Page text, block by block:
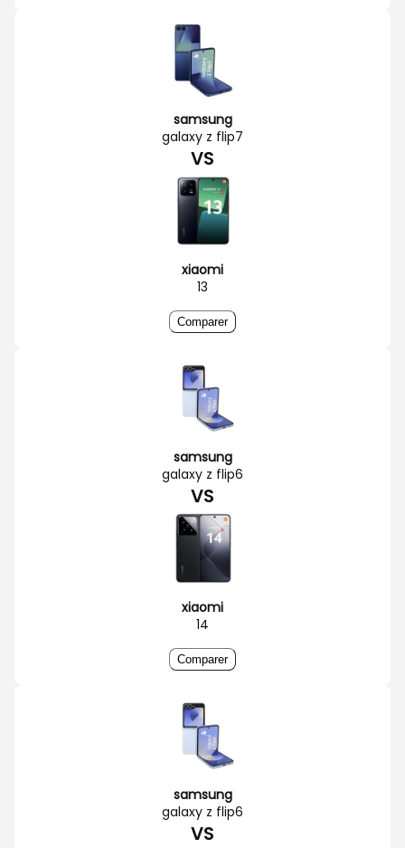
samsung
galaxy z flip7
VS
xiaomi
13
Comparer
samsung
galaxy z flip6
VS
xiaomi
14
Comparer
samsung
galaxy z flip6
VS